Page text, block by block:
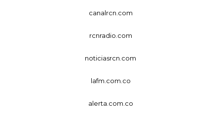
canalrcn.com
rcnradio.com
noticiasrcn.com
lafm.com.co
alerta.com.co